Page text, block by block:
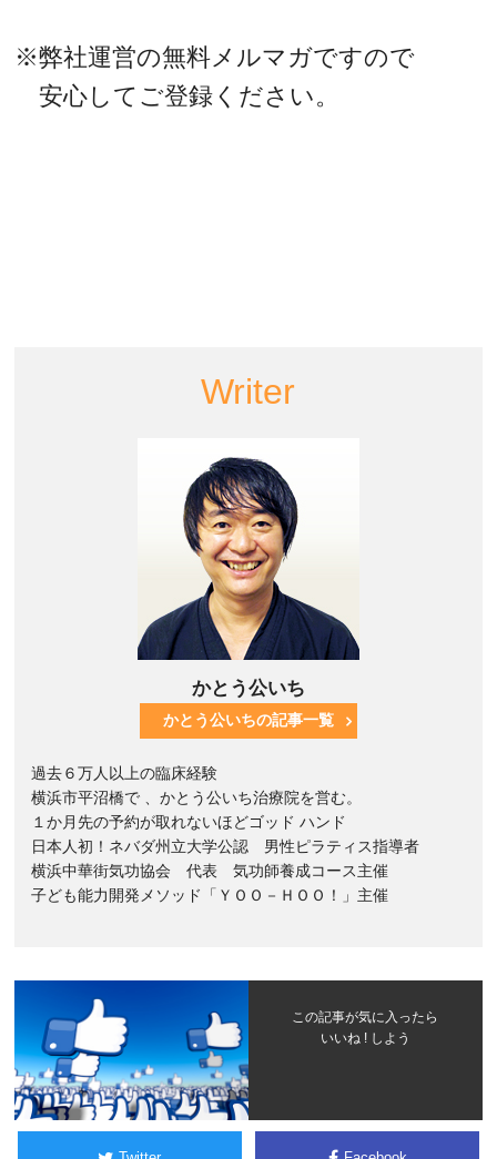
※弊社運営の無料メルマガですので
安心してご登録ください。
Writer
かとう公いち
かとう公いちの記事一覧
過去６万人以上の臨床経験
横浜市平沼橋で 、かとう公いち治療院を営む。
１か月先の予約が取れないほどゴッド ハンド
日本人初！ネバダ州立大学公認 男性ピラティス指導者
横浜中華街気功協会 代表 気功師養成コース主催
子ども能力開発メソッド「ＹＯＯ－ＨＯＯ！」主催
この記事が気に入ったら
いいね ! しよう